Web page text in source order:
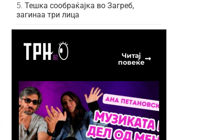
Тешка сообраќајка во Загреб,
загинаа три лица
Читај
повеќе